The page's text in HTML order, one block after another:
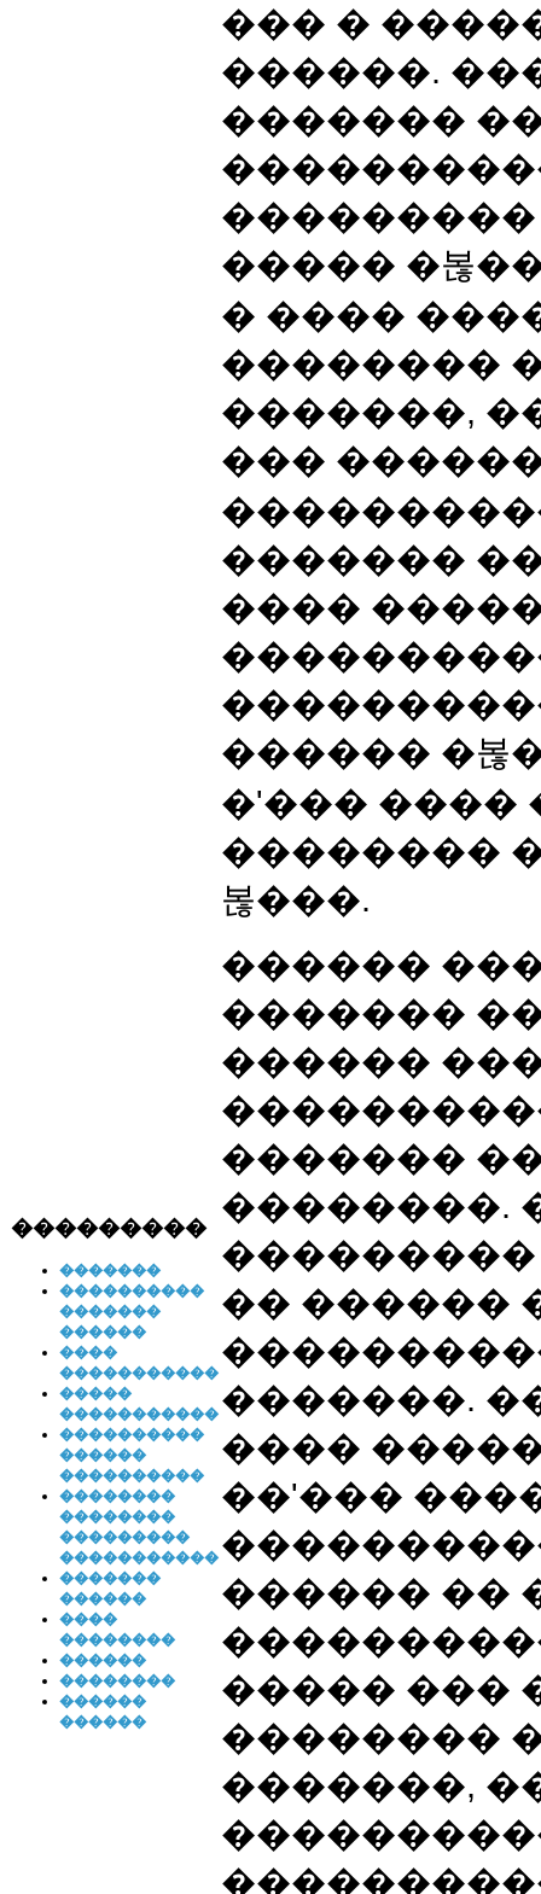
���������
�������
����������
�������
������
����
�����������
�����
�����������
����������
������
����������
��������
��������
���������
�����������
�������
������
����
��������
������
��������
������
������
��� �
������.
�������
����� �볺
� ����
��������
�������,
���
�������
����
������ �볺
�'��� ����
��������
볺���.
������
�������
������
�������
��������.
�� ������
�������.
����
��'���
������ ��
����� ���
��������
�������,